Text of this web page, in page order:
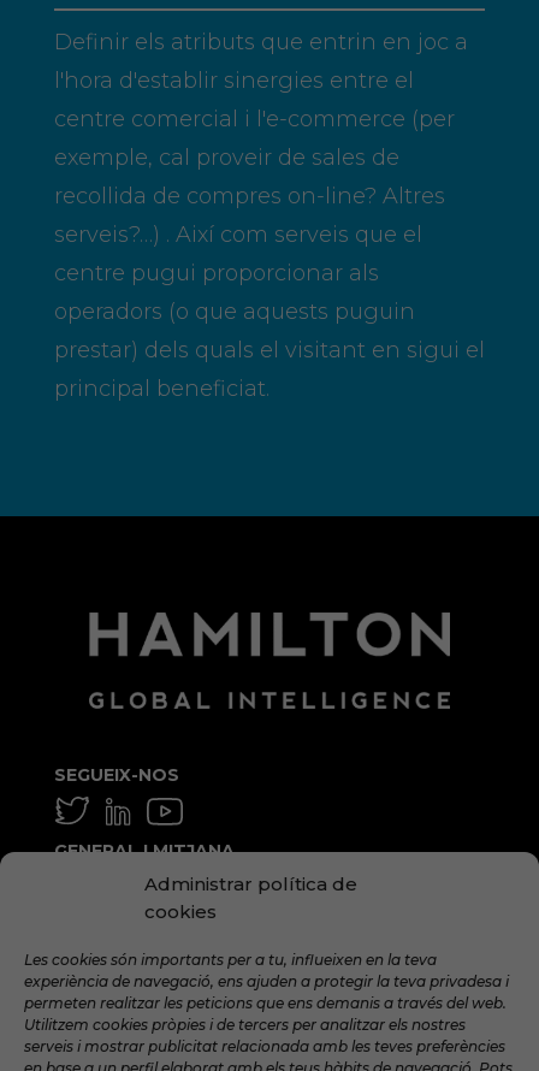
Administrar política de
cookies
Les cookies són importants per a tu, influeixen en la teva
experiència de navegació, ens ajuden a protegir la teva privadesa i
permeten realitzar les peticions que ens demanis a través del web.
Utilitzem cookies pròpies i de tercers per analitzar els nostres
serveis i mostrar publicitat relacionada amb les teves preferències
Definir els atributs que entrin en joc a
l'hora d'establir sinergies entre el
centre comercial i l'e-commerce (per
exemple, cal proveir de sales de
recollida de compres on-line? Altres
serveis?…) . Així com serveis que el
centre pugui proporcionar als
operadors (o que aquests puguin
prestar) dels quals el visitant en sigui el
principal beneficiat.
SEGUEIX-NOS
GENERAL I MITJANA
info@hamilton.global
talent@hamilton.global
SUBSCRIU-TE A LA NEWSLETTER